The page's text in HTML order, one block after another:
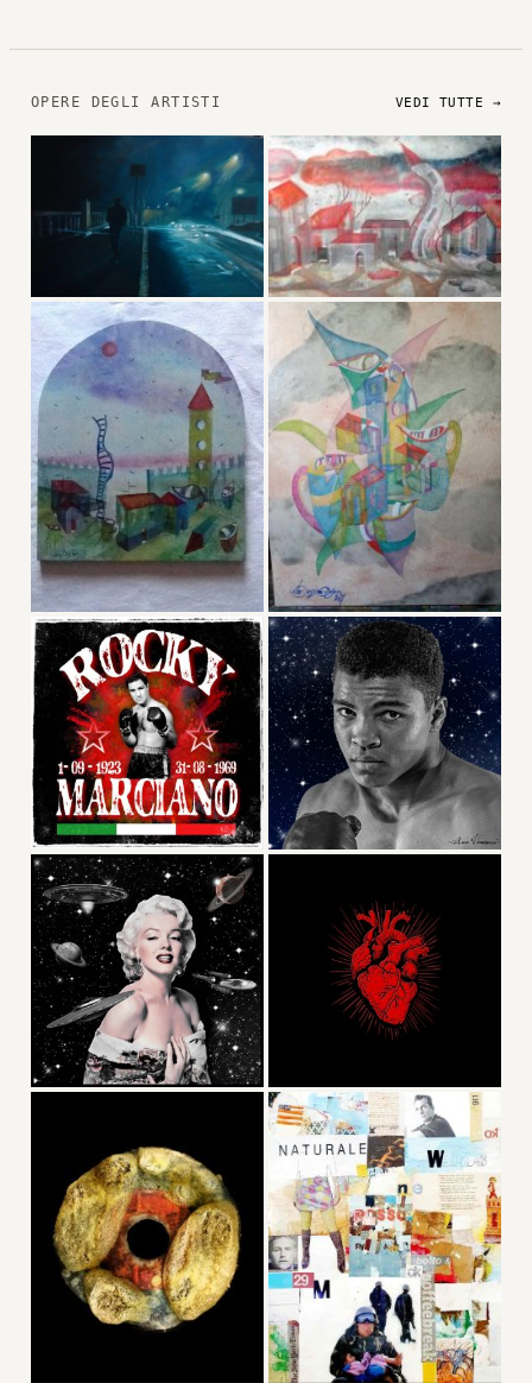
OPERE DEGLI ARTISTI VEDI TUTTE →